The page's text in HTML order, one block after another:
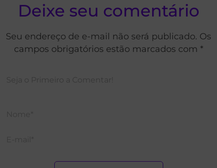
Deixe seu comentário
Seu endereço de e-mail não será publicado. Os
campos obrigatórios estão marcados com *